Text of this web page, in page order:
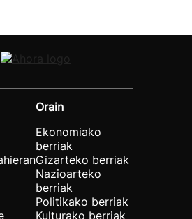
Orain
Ekonomiako
berriak
Gizarteko berriak
Nazioarteko
berriak
Politikako berriak
Kulturako berriak